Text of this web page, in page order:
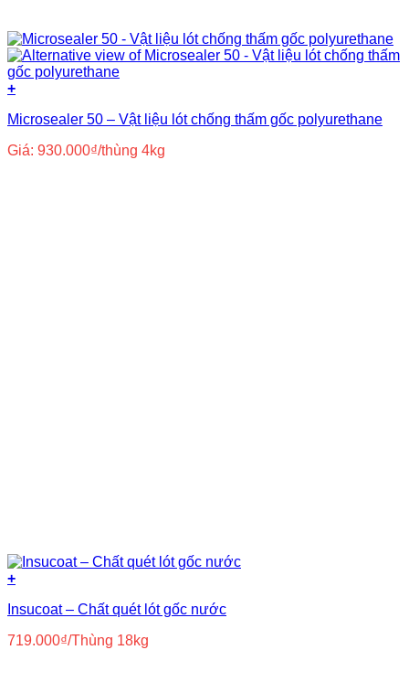
+
Microsealer 50 – Vật liệu lót chống thấm gốc polyurethane
Giá: 930.000₫/thùng 4kg
+
Insucoat – Chất quét lót gốc nước
719.000₫/Thùng 18kg